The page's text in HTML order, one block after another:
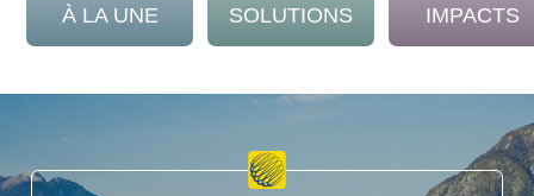
À LA UNE SOLUTIONS IMPACTS